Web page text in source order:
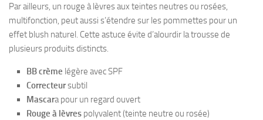
Par ailleurs, un rouge à lèvres aux teintes neutres ou rosées,
multifonction, peut aussi s’étendre sur les pommettes pour un
effet blush naturel. Cette astuce évite d’alourdir la trousse de
plusieurs produits distincts.
BB crème légère avec SPF
Correcteursubtil
Mascara pour un regard ouvert
Rouge à lèvres polyvalent (teinte neutre ou rosée)